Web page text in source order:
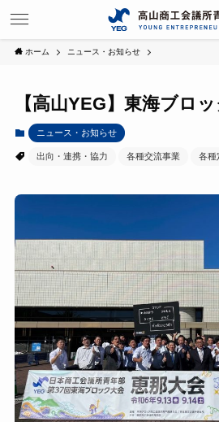
ホーム ニュース・お知らせ
【高山YEG】東海ブロ
ニュース・お知らせ
出向・連携・協力 各種交流事業 各種